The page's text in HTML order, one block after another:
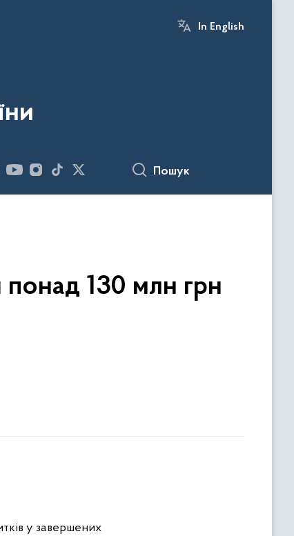
In English
Пошук
понад 130 млн грн
у завершених